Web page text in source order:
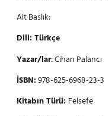
Alt Baslık:
Dili: Türkçe
Yazar/lar: Cihan Palancı
İSBN:978-625-6968-23-3
Kitabın Türü: Felsefe